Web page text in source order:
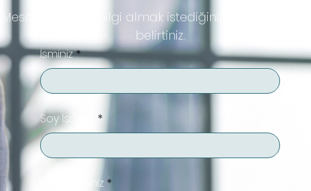
Mesaj kısmında bilgi almak istediğiniz hizmet kalemini
belirtiniz.
İsminiz
Soy İsminiz
Firma İsminiz